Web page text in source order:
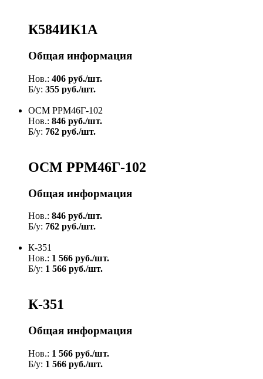
К584ИК1А
Общая информация
Нов.: 406 руб./шт.
Б/у: 355 руб./шт.
ОСМ РРМ46Г-102
Нов.: 846 руб./шт.
Б/у: 762 руб./шт.
ОСМ РРМ46Г-102
Общая информация
Нов.: 846 руб./шт.
Б/у: 762 руб./шт.
К-351
Нов.: 1 566 руб./шт.
Б/у: 1 566 руб./шт.
К-351
Общая информация
Нов.: 1 566 руб./шт.
Б/у: 1 566 руб./шт.